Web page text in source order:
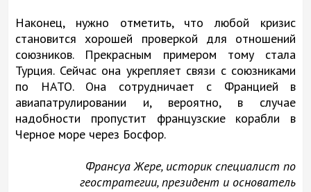
Наконец, нужно отметить, что любой кризис
становится хорошей проверкой для отношений
союзников. Прекрасным примером тому стала
Турция. Сейчас она укрепляет связи с союзниками
по НАТО. Она сотрудничает с Францией в
авиапатрулировании и, вероятно, в случае
надобности пропустит французские корабли в
Черное море через Босфор.
Франсуа Жере, историк специалист по
геостратегии, президент и основатель